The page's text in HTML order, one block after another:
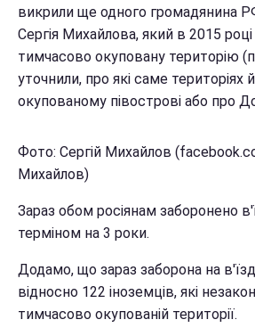
викрили ще одного громадянина
Сергія Михайлова, який в 2015 році
тимчасово окуповану територію
уточнили, про які саме
окупованому півострові або про
Фото: Сергій Михайлов
Михайлов)
Зараз обом росіянам заборонено
терміном на 3 роки.
Додамо, що зараз заборона на в'їзд
відносно 122 іноземців, які
тимчасово окупованій території.